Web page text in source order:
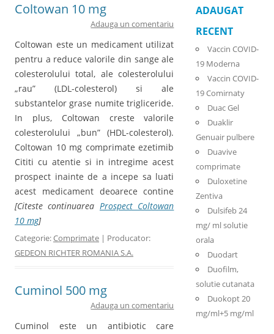
Coltowan 10 mg
Adauga un comentariu
Coltowan este un medicament utilizat
pentru a reduce valorile din sange ale
colesterolului total, ale colesterolului
„rau” (LDL-colesterol) si ale
substantelor grase numite trigliceride.
In plus, Coltowan creste valorile
colesterolului „bun” (HDL-colesterol).
Coltowan 10 mg comprimate ezetimib
Cititi cu atentie si in intregime acest
prospect inainte de a incepe sa luati
acest medicament deoarece contine
[Citeste continuarea Prospect Coltowan
10 mg]
Categorie:Comprimate | Producator:
GEDEON RICHTER ROMANIA S.A.
Cuminol 500 mg
Adauga un comentariu
Cuminol este un antibiotic care
ADAUGAT
RECENT
Vaccin COVID-
19 Moderna
Vaccin COVID-
19 Comirnaty
Duac Gel
Duaklir
Genuair pulbere
Duavive
comprimate
Duloxetine
Zentiva
Dulsifeb 24
mg/ ml solutie
orala
Duodart
Duofilm,
solutie cutanata
Duokopt 20
mg/ml+5 mg/ml